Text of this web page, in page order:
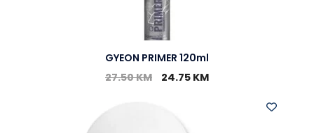
GYEON PRIMER 120ml
27.50KM 24.75 KM